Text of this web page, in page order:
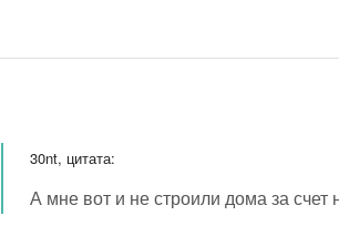
30nt, цитата:
А мне вот и не строили дома за счет